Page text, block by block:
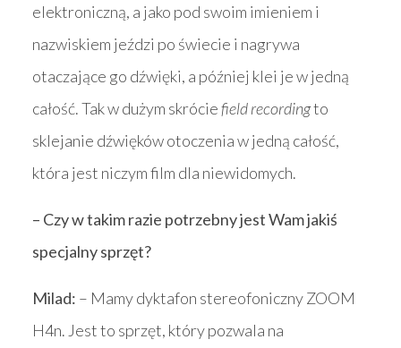
elektroniczną, a jako pod swoim imieniem i
nazwiskiem jeździ po świecie i nagrywa
otaczające go dźwięki, a później klei je w jedną
całość. Tak w dużym skróciefield recordingto
sklejanie dźwięków otoczenia w jedną całość,
która jest niczym film dla niewidomych.
– Czy w takim razie potrzebny jest Wam jakiś
specjalny sprzęt?
Milad: – Mamy dyktafon stereofoniczny ZOOM
H4n. Jest to sprzęt, który pozwala na